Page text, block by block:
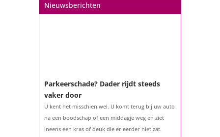
Nieuwsberichten
Parkeerschade? Dader rijdt steeds
vaker door
U kent het misschien wel. U komt terug bij uw auto
na een boodschap of een middagje weg en ziet
ineens een kras of deuk die er eerder niet zat.